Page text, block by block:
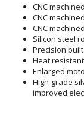
CNC
CNC
CNC
Silicon steel
Precision
Heat
Enlarged
High-grade
improved